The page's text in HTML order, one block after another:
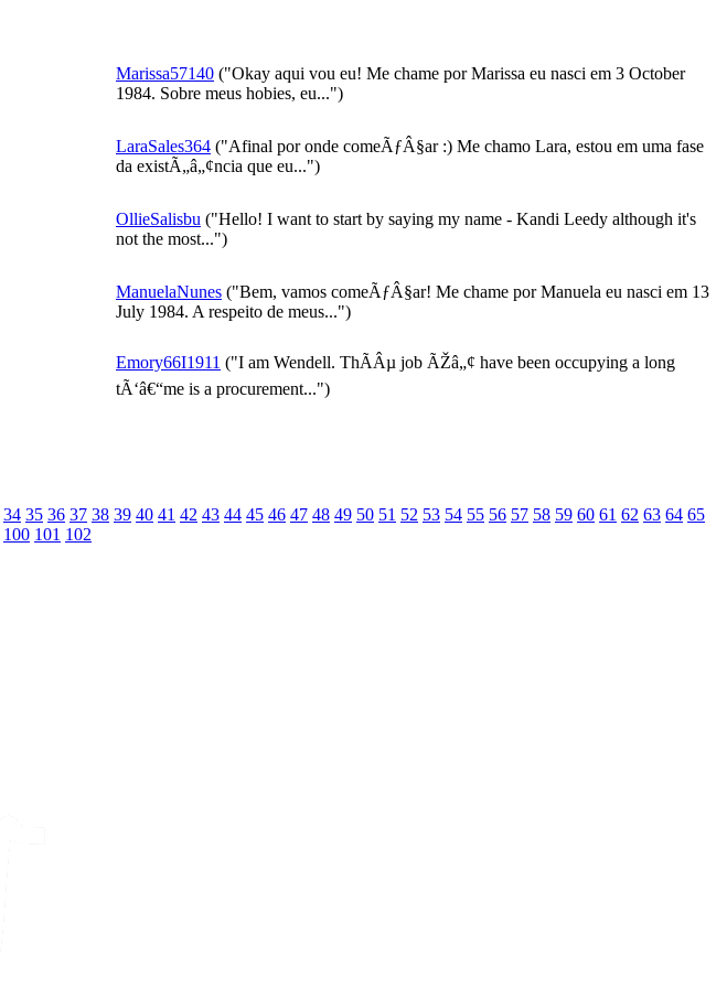
Marissa57140 ("Okay aqui vou eu! Me chame por Marissa eu nasci em 3 October
1984. Sobre meus hobies, eu...")
LaraSales364 ("Afinal por onde comeÃƒÂ§ar :) Me chamo Lara, estou em uma fase
da existÃ„â„¢ncia que eu...")
OllieSalisbu ("Hello! I want to start by saying my name - Kandi Leedy although it's
not the most...")
ManuelaNunes ("Bem, vamos comeÃƒÂ§ar! Me chame por Manuela eu nasci em 13
July 1984. A respeito de meus...")
Emory66I1911 ("I am Wendell. ThÃÂµ job ÃŽâ„¢ have been occupying a long
tÃ‘â€“me is a procurement...")
34 35 36 37 38 39 40 41 42 43 44 45 46 47 48 49 50 51 52 53 54 55 56 57 58 59 60 61 62 63 64 65
100 101 102